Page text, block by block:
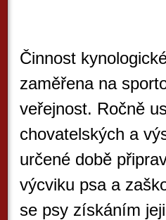
Činnost
zaměřena na
veřejnost. Ročně
chovatelských a
určené době
výcviku psa a
se psy získáním